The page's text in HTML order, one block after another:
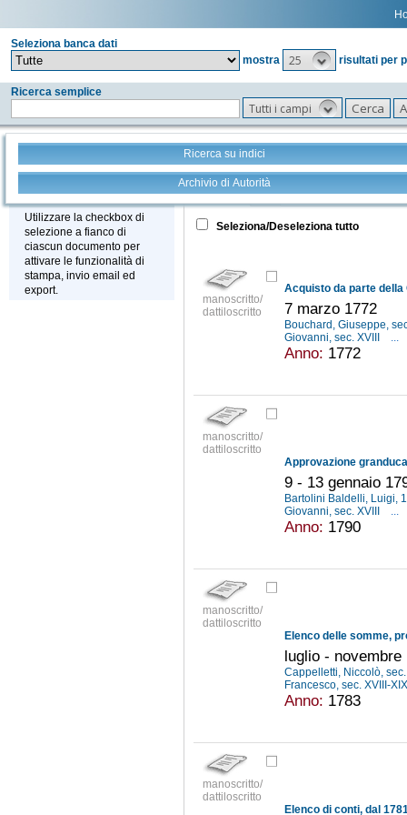
Seleziona banca dati
mostra
25 risultati per
Ricerca semplice
Tutti i campi
Ricerca su indici
Archivio di Autorità
Stampa - Email - Export
Utilizzare la checkbox di
selezione a fianco di
ciascun documento per
attivare le funzionalità di
stampa, invio email ed
export.
Tutto +
Seleziona/Deseleziona tutto
manoscritto/
dattiloscritto
7 marzo 1772
Bouchard, Giuseppe,
Giovanni, sec. XVIII
...
Anno: 1772
manoscritto/
dattiloscritto
9 - 13 gennaio
Bartolini Baldelli, Luigi,
Giovanni, sec. XVIII
...
Anno: 1790
manoscritto/
dattiloscritto
luglio - novembre
Cappelletti, Niccolò,
Francesco, sec. XVIII-
Anno: 1783
manoscritto/
dattiloscritto